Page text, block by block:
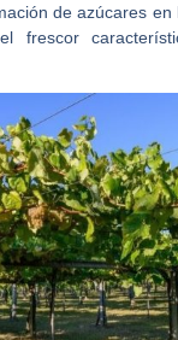
de azúcares en
frescor